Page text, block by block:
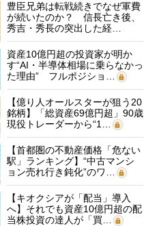
豊臣兄弟は転戦続きでなぜ軍費
が続いたのか？ 信長亡き後、
秀吉・秀長の突出した経…
資産10億円超の投資家が明か
す“AI・半導体相場に乗らなかっ
た理由” フルポジショ…
【億り人オールスターが狙う20
銘柄】「総資産69億円超」90歳
現役トレーダーから“1…
【首都圏の不動産価格「危ない
駅」ランキング】“中古マンシ
ョン売れ行き鈍化”のワ…
【キオクシアが「配当」導入
へ】それでも資産10億円超の配
当株投資の達人が「買…